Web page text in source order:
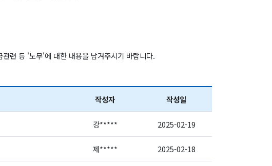
련 등 '노무'에 대한 내용을 남겨주시기 바랍니다.
작성자 작성일
강***** 2025-02-19
제***** 2025-02-18